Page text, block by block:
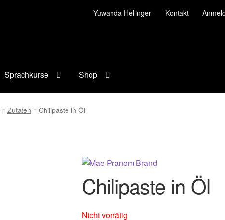
Yuwanda Hellinger Kontakt
Sprachkurse Shop
Zutaten Chilipaste in Öl
Chilipaste in Öl
Nicht vorrätig